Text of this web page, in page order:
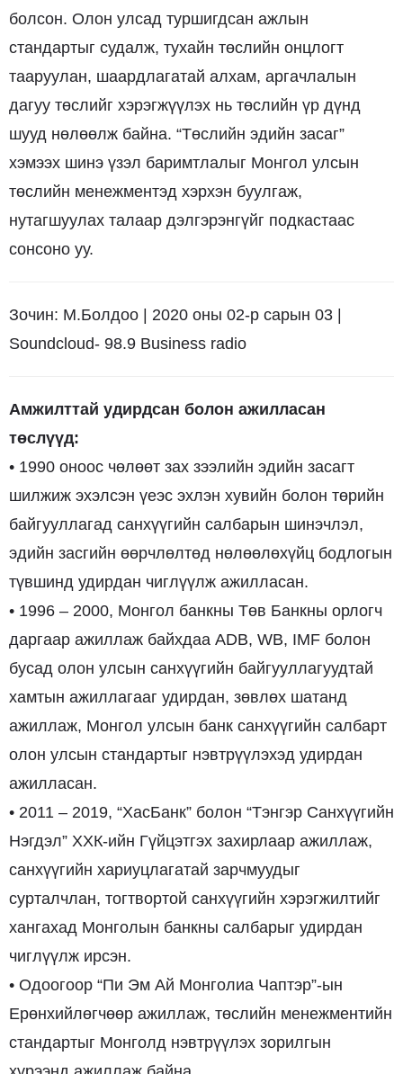
болсон. Олон улсад туршигдсан ажлын
стандартыг судалж, тухайн төслийн онцлогт
тааруулан, шаардлагатай алхам, аргачлалын
дагуу төслийг хэрэгжүүлэх нь төслийн үр дүнд
шууд нөлөөлж байна. “Төслийн эдийн засаг”
хэмээх шинэ үзэл баримтлалыг Монгол улсын
төслийн менежментэд хэрхэн буулгаж,
нутагшуулах талаар дэлгэрэнгүйг подкастаас
сонсоно уу.
Зочин: М.Болдоо | 2020 оны 02-р сарын 03 |
Soundcloud- 98.9 Business radio
Амжилттай удирдсан болон ажилласан
төслүүд:
• 1990 оноос чөлөөт зах зээлийн эдийн засагт
шилжиж эхэлсэн үеэс эхлэн хувийн болон төрийн
байгууллагад санхүүгийн салбарын шинэчлэл,
эдийн засгийн өөрчлөлтөд нөлөөлөхүйц бодлогын
түвшинд удирдан чиглүүлж ажилласан.
• 1996 – 2000, Монгол банкны Төв Банкны орлогч
даргаар ажиллаж байхдаа ADB, WB, IMF болон
бусад олон улсын санхүүгийн байгууллагуудтай
хамтын ажиллагааг удирдан, зөвлөх шатанд
ажиллаж, Монгол улсын банк санхүүгийн салбарт
олон улсын стандартыг нэвтрүүлэхэд удирдан
ажилласан.
• 2011 – 2019, “ХасБанк” болон “Тэнгэр Санхүүгийн
Нэгдэл” ХХК-ийн Гүйцэтгэх захирлаар ажиллаж,
санхүүгийн хариуцлагатай зарчмуудыг
сурталчлан, тогтвортой санхүүгийн хэрэгжилтийг
хангахад Монголын банкны салбарыг удирдан
чиглүүлж ирсэн.
• Одоогоор “Пи Эм Ай Монголиа Чаптэр”-ын
Ерөнхийлөгчөөр ажиллаж, төслийн менежментийн
стандартыг Mонголд нэвтрүүлэх зорилгын